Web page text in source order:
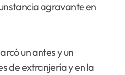
agravante en
un antes y un
de extranjería y en la